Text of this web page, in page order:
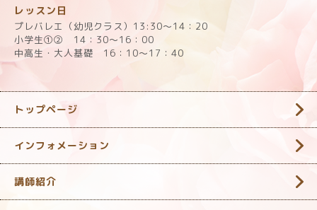
レッスン日
プレバレエ（幼児クラス）13:30～14：20
小学生①② 14：30～16：00
中高生・大人基礎 16：10～17：40
トップページ
インフォメーション
講師紹介